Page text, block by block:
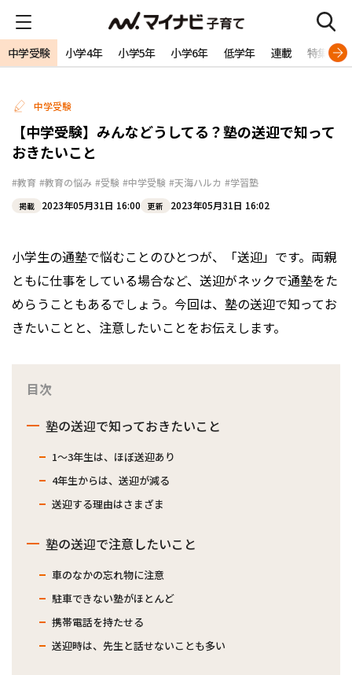
中学受験 小学4年 小学5年 小学6年 低学年 連載 特集
中学受験
【中学受験】みんなどうしてる？塾の送迎で知って
おきたいこと
#教育 #教育の悩み #受験 #中学受験 #天海ハルカ #学習塾
掲載 2023年05月31日 16:00 更新 2023年05月31日 16:02
小学生の通塾で悩むことのひとつが、「送迎」です。両親
ともに仕事をしている場合など、送迎がネックで通塾をた
めらうこともあるでしょう。今回は、塾の送迎で知ってお
きたいことと、注意したいことをお伝えします。
目次
塾の送迎で知っておきたいこと
1～3年生は、ほぼ送迎あり
4年生からは、送迎が減る
送迎する理由はさまざま
塾の送迎で注意したいこと
車のなかの忘れ物に注意
駐車できない塾がほとんど
携帯電話を持たせる
送迎時は、先生と話せないことも多い